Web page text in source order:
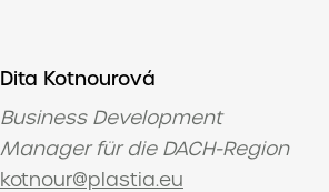
Dita Kotnourová
Business Development
Manager für die DACH-Region
kotnour@plastia.eu